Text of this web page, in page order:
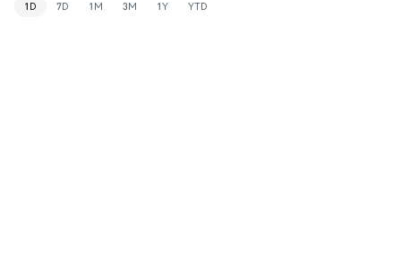
1D 7D 1M 3M 1Y YTD